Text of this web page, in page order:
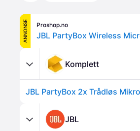
ANNONSE Proshop.no
JBL PartyBox Wireless
Komplett
JBL PartyBox 2x Trådløs
JBL